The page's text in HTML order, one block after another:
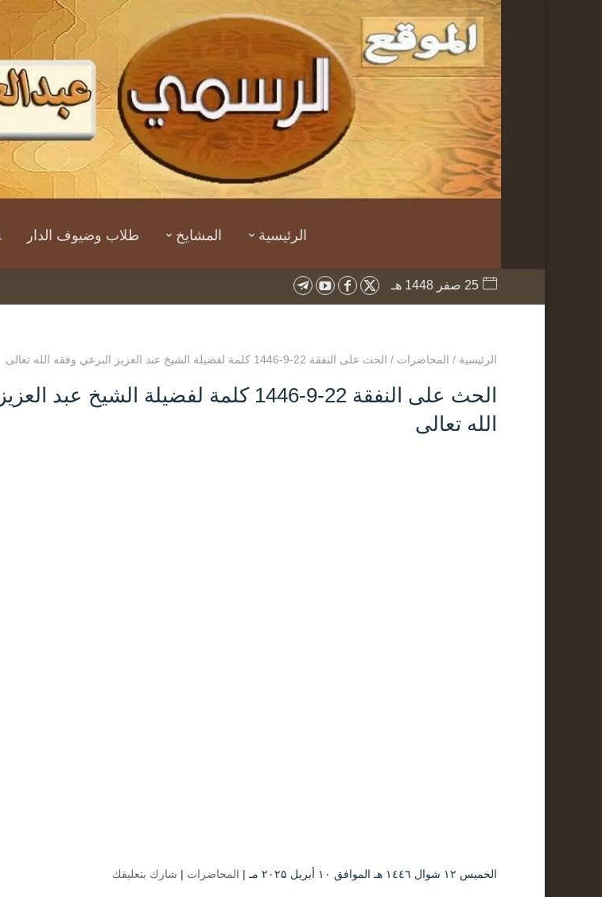
الرئيسية المشايخ طلاب وضيوف الدار
25 صفر 1448 هـ
الرئيسية / المحاضرات / الحث على النفقة 22-9-1446 كلمة لفضيلة الشيخ عبد العزيز البرعي وفقه الله تعالى
الحث على النفقة 22-9-1446 كلمة لفضيلة الشيخ
الله تعالى
الخميس ۱۲ شوال ۱٤٤٦ هـ الموافق ۱۰ أبريل ۲۰۲۵ مـ | المحاضرات | شارك بتعليقك